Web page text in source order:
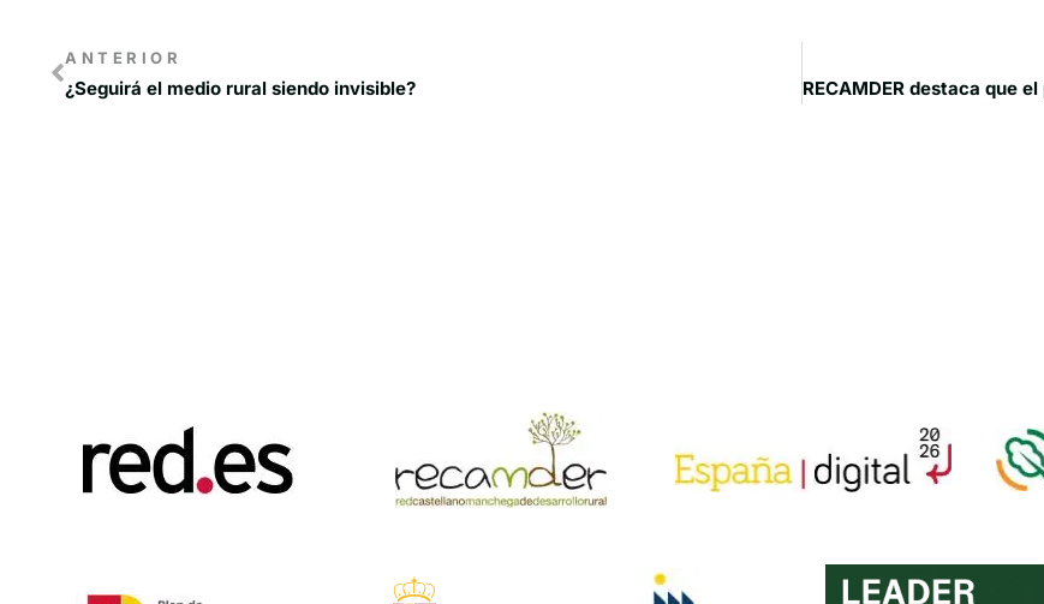
ANTERIOR
¿Seguirá el medio rural siendo invisible?